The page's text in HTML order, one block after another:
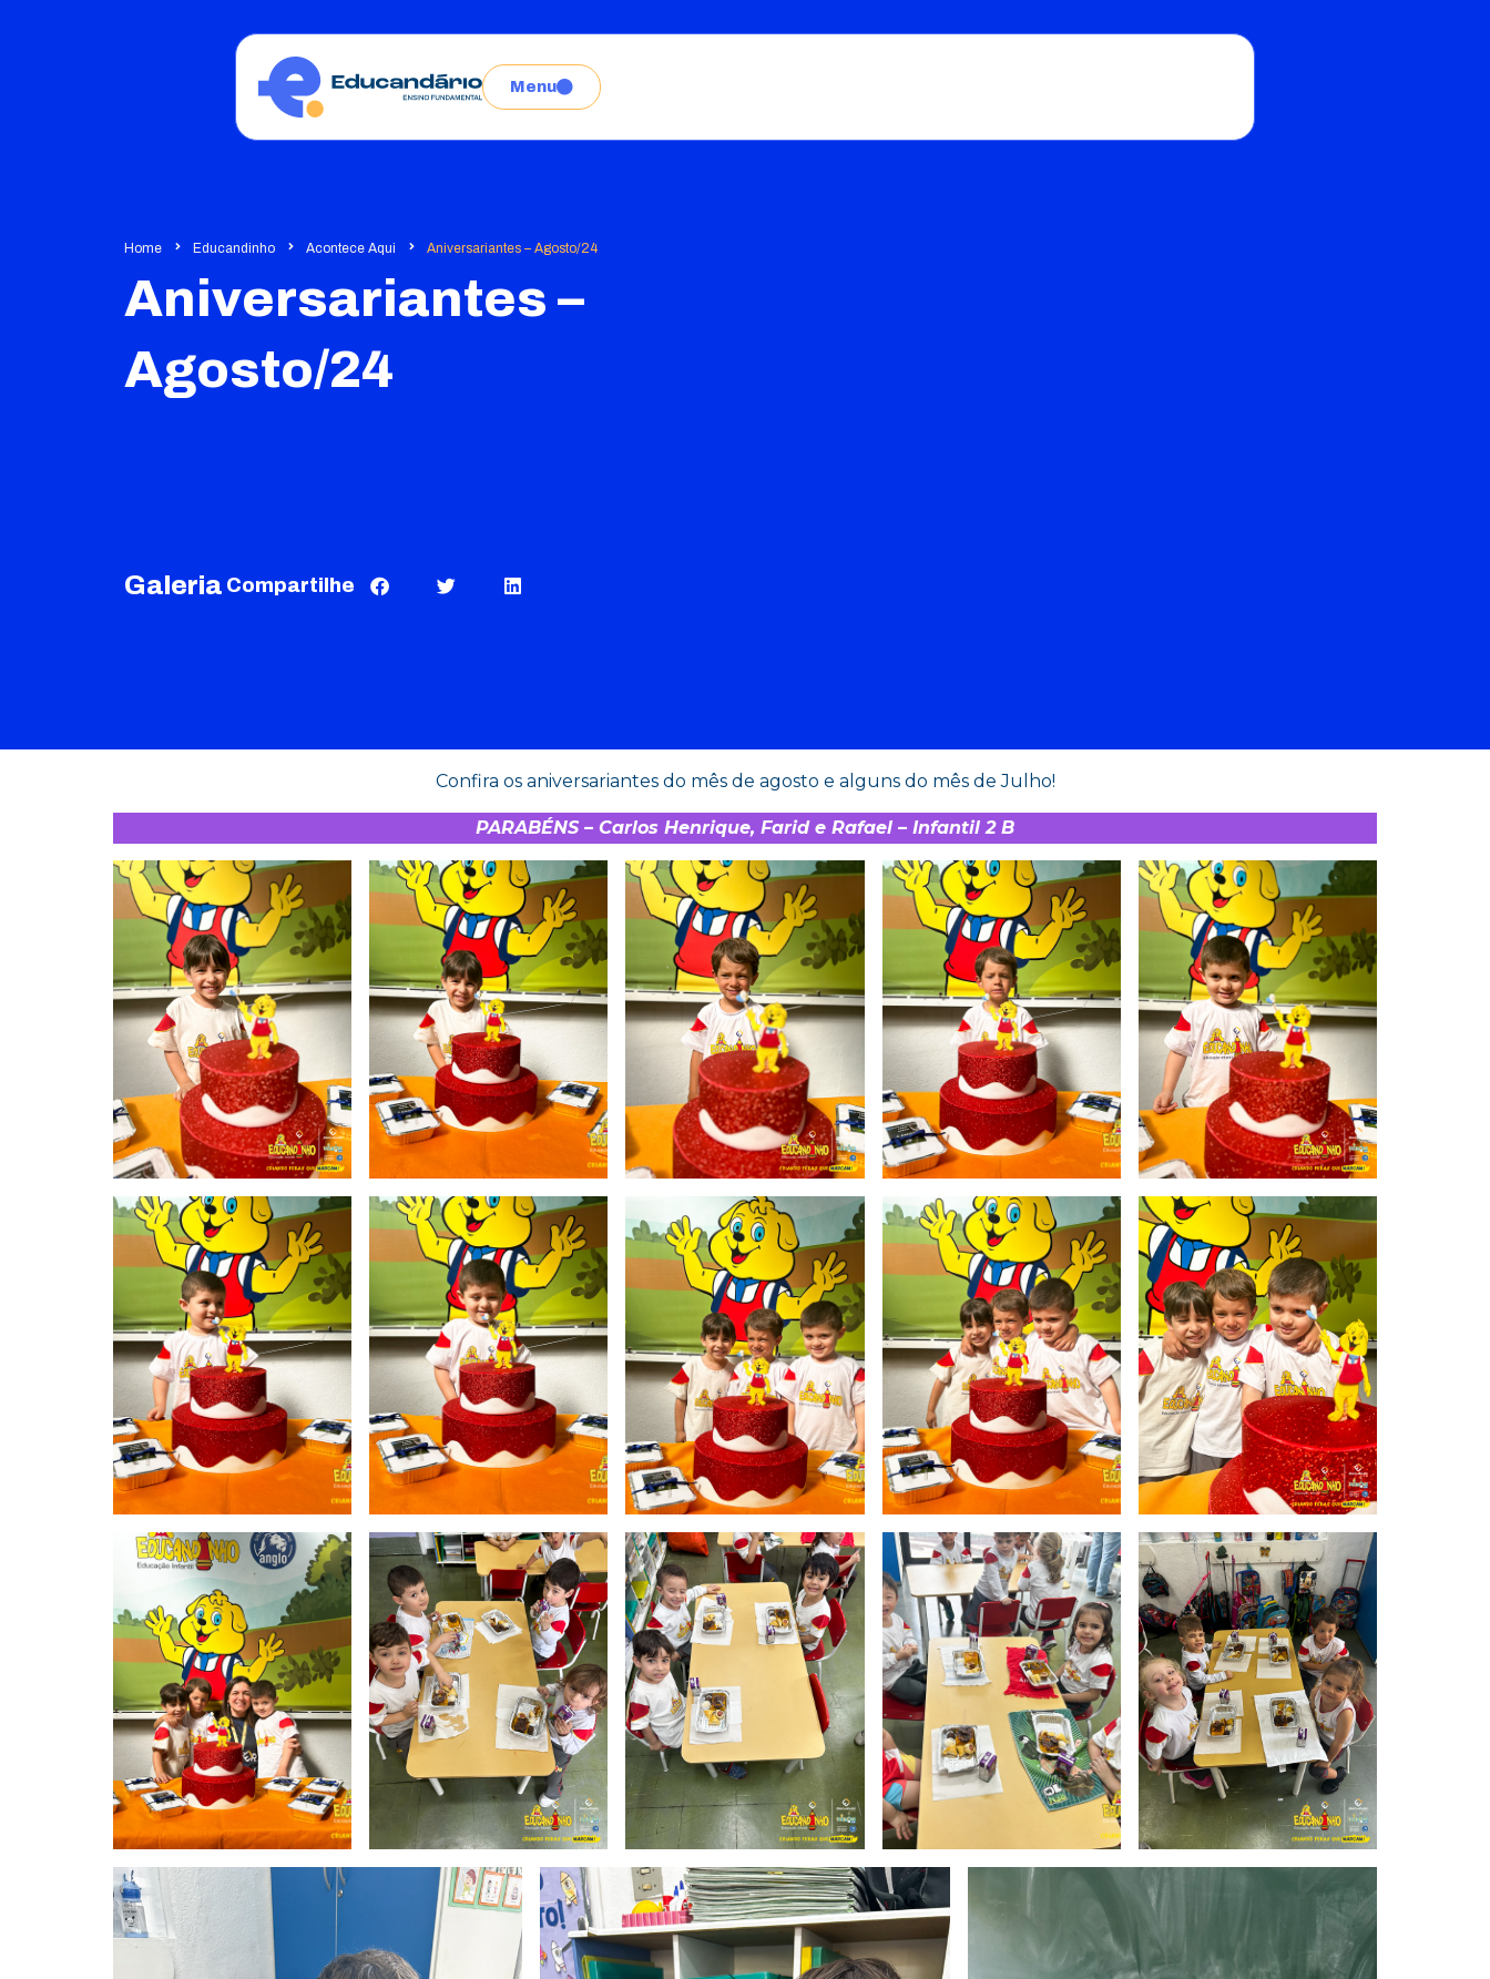
Menu
Home Educandinho Acontece Aqui Aniversariantes – Agosto/24
Aniversariantes –
Agosto/24
Galeria Compartilhe
Confira os aniversariantes do mês de agosto e alguns do mês de Julho!
PARABÉNS – Carlos Henrique, Farid e Rafael – Infantil 2 B